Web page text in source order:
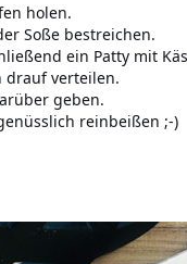
holen.
Soße bestreichen.
ein Patty mit
drauf verteilen.
geben.
reinbeißen ;-)